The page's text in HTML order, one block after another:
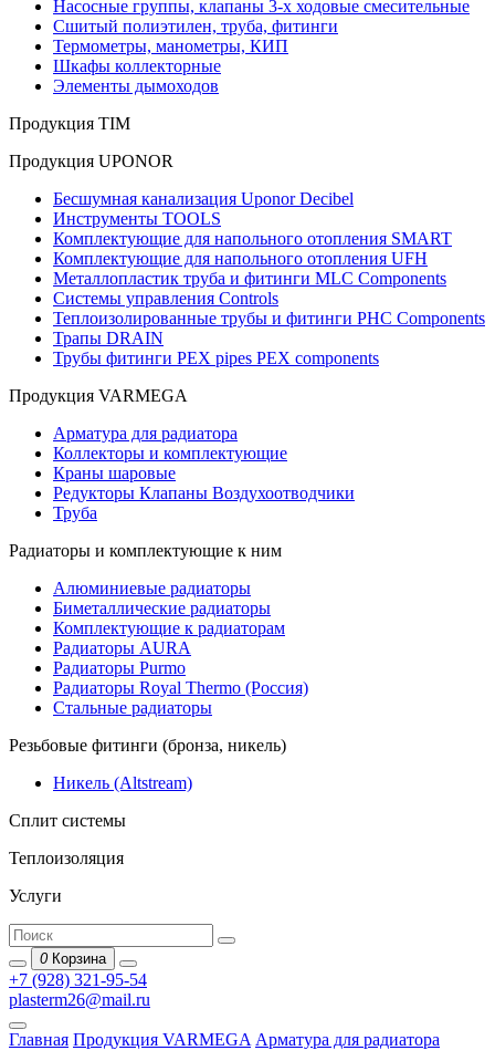
Насосные группы, клапаны 3-х ходовые смесительные
Сшитый полиэтилен, труба, фитинги
Термометры, манометры, КИП
Шкафы коллекторные
Элементы дымоходов
Продукция TIM
Продукция UPONOR
Бесшумная канализация Uponor Decibel
Инструменты TOOLS
Комплектующие для напольного отопления SMART
Комплектующие для напольного отопления UFH
Металлопластик труба и фитинги MLC Components
Системы управления Controls
Теплоизолированные трубы и фитинги PHC Components
Трапы DRAIN
Трубы фитинги PEX pipes PEX components
Продукция VARMEGA
Арматура для радиатора
Коллекторы и комплектующие
Краны шаровые
Редукторы Клапаны Воздухоотводчики
Труба
Радиаторы и комплектующие к ним
Алюминиевые радиаторы
Биметаллические радиаторы
Комплектующие к радиаторам
Радиаторы AURA
Радиаторы Purmo
Радиаторы Royal Thermo (Россия)
Стальные радиаторы
Резьбовые фитинги (бронза, никель)
Никель (Altstream)
Сплит системы
Теплоизоляция
Услуги
0 Корзина
+7 (928) 321-95-54
plasterm26@mail.ru
Главная Продукция VARMEGA Арматура для радиатора